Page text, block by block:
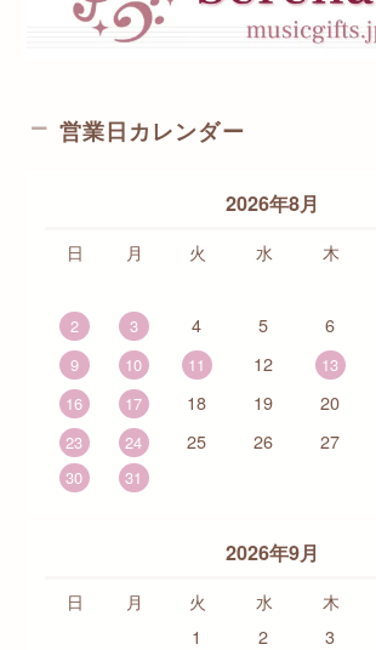
営業日カレンダー
2026年8月
日 月 火 水 木
2 3 4 5 6
9 10 11 12 13
16
17 18 19 20
23 24 25 26 27
30 31
2026年9月
日 月 火 水 木
1
2 3